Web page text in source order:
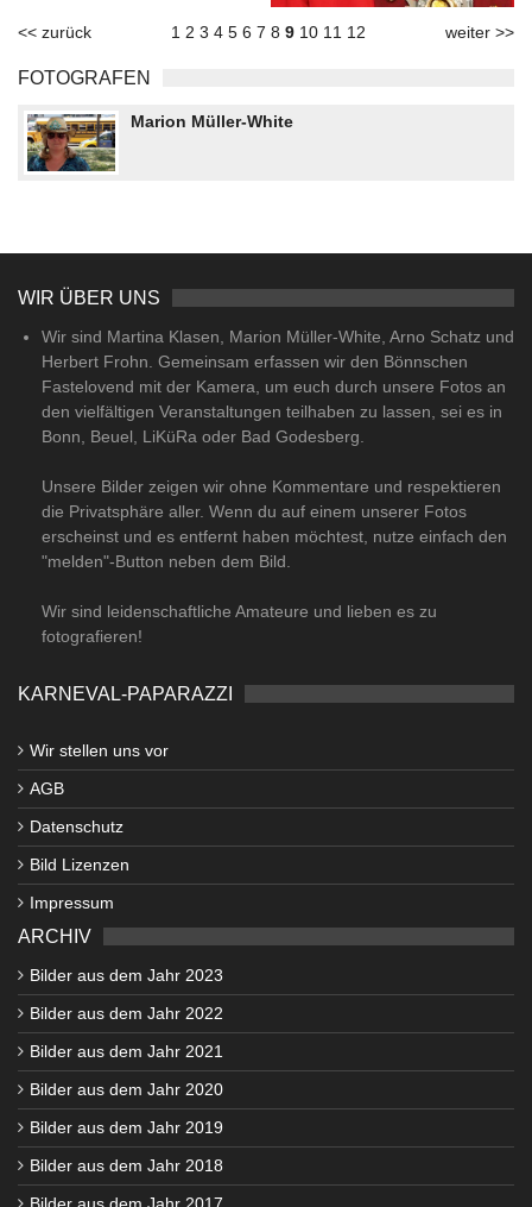
<< zurück 1 2 3 4 5 6 7 8 9 10 11 12 weiter >>
FOTOGRAFEN
Marion Müller-White
WIR ÜBER UNS
Wir sind Martina Klasen, Marion Müller-White, Arno Schatz und
Herbert Frohn. Gemeinsam erfassen wir den Bönnschen
Fastelovend mit der Kamera, um euch durch unsere Fotos an
den vielfältigen Veranstaltungen teilhaben zu lassen, sei es in
Bonn, Beuel, LiKüRa oder Bad Godesberg.
Unsere Bilder zeigen wir ohne Kommentare und respektieren
die Privatsphäre aller. Wenn du auf einem unserer Fotos
erscheinst und es entfernt haben möchtest, nutze einfach den
"melden"-Button neben dem Bild.
Wir sind leidenschaftliche Amateure und lieben es zu
fotografieren!
KARNEVAL-PAPARAZZI
Wir stellen uns vor
AGB
Datenschutz
Bild Lizenzen
Impressum
ARCHIV
Bilder aus dem Jahr 2023
Bilder aus dem Jahr 2022
Bilder aus dem Jahr 2021
Bilder aus dem Jahr 2020
Bilder aus dem Jahr 2019
Bilder aus dem Jahr 2018
Bilder aus dem Jahr 2017